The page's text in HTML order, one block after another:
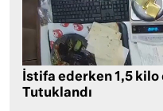
İstifa ederken 1,5 kilo
Tutuklandı